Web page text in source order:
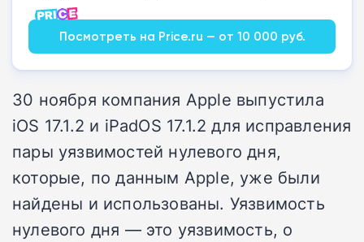
Посмотреть на Price.ru — от 10 000 руб.
30 ноября компания Apple выпустила
iOS 17.1.2 и iPadOS 17.1.2 для исправления
пары уязвимостей нулевого дня,
которые, по данным Apple, уже были
найдены и использованы. Уязвимость
нулевого дня — это уязвимость, о